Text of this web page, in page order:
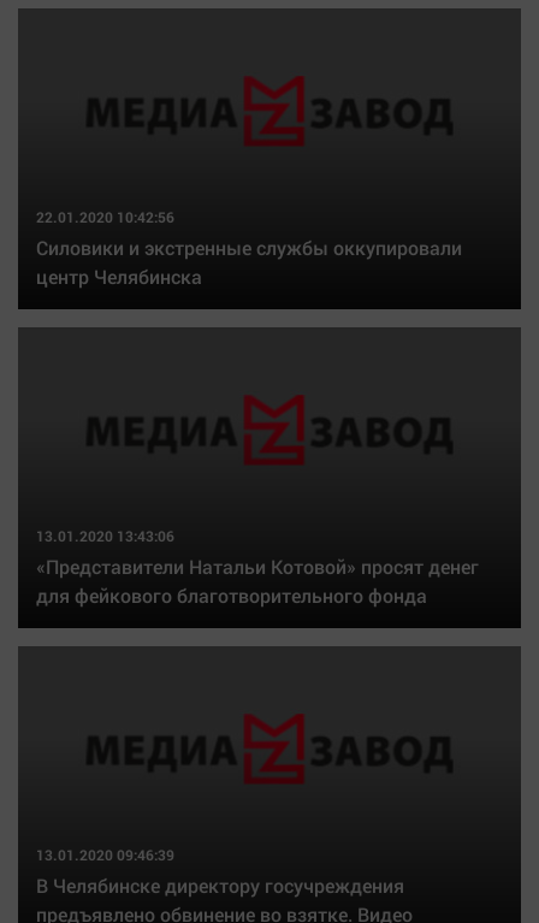
22.01.2020 10:42:56
Силовики и экстренные службы оккупировали
центр Челябинска
13.01.2020 13:43:06
«Представители Натальи Котовой» просят денег
для фейкового благотворительного фонда
13.01.2020 09:46:39
В Челябинске директору госучреждения
предъявлено обвинение во взятке. Видео